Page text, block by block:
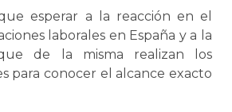
esperar a la reacción en el
laborales en España y a la
de la misma realizan los
para conocer el alcance exacto